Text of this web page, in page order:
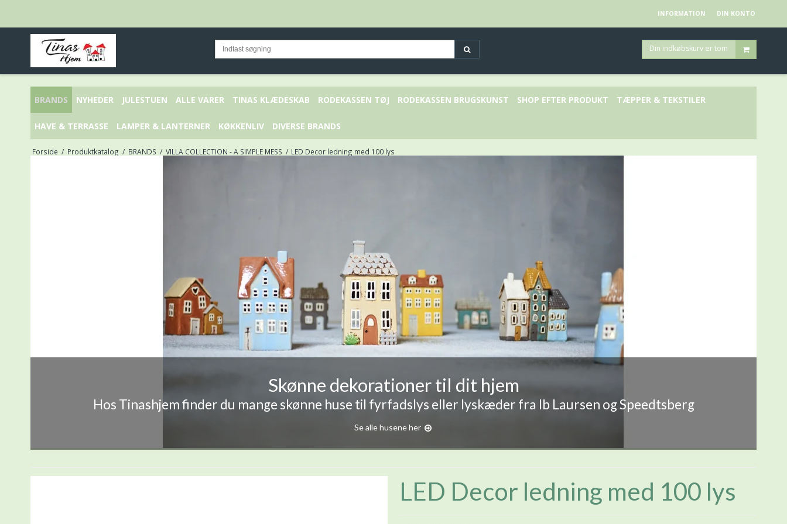
INFORMATION DIN KONTO
Din indkøbskurv er tom
BRANDS NYHEDER JULESTUEN ALLE VARER TINAS KLÆDESKAB RODEKASSEN TØJ RODEKASSEN BRUGSKUNST SHOP EFTER PRODUKT TÆPPER & TEKSTILER
HAVE & TERRASSE LAMPER & LANTERNER KØKKENLIV DIVERSE BRANDS
Forside / Produktkatalog / BRANDS / VILLA COLLECTION - A SIMPLE MESS / LED Decor ledning med 100 lys
Skønne dekorationer til dit hjem
Hos Tinashjem finder du mange skønne huse til fyrfadslys eller lyskæder fra Ib Laursen og Speedtsberg
Se alle husene her
LED Decor ledning med 100 lys